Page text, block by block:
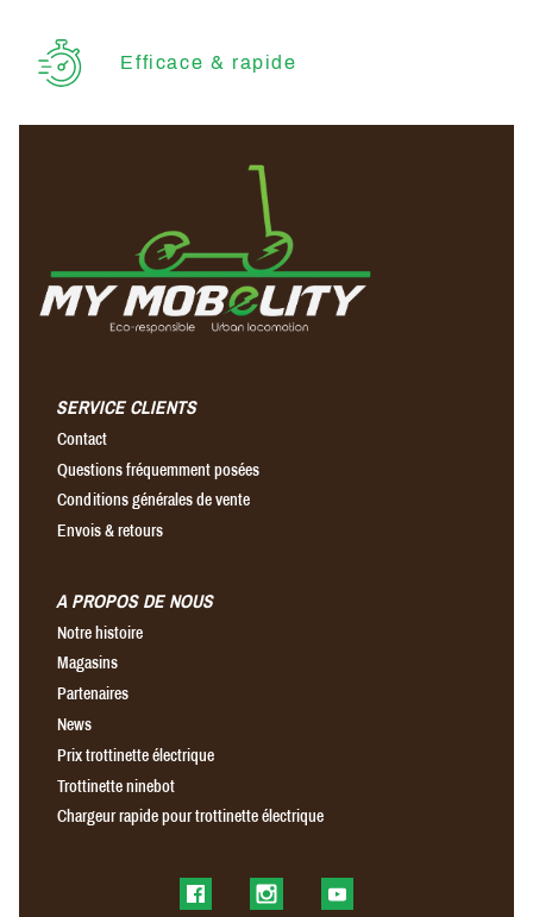
Efficace & rapide
SERVICE CLIENTS
Contact
Questions fréquemment posées
Conditions générales de vente
Envois & retours
A PROPOS DE NOUS
Notre histoire
Magasins
Partenaires
News
Prix trottinette électrique
Trottinette ninebot
Chargeur rapide pour trottinette électrique
Find us on FacebookFind us on InstagramFind us on YouTube